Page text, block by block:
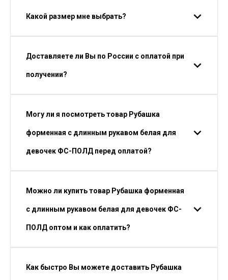
Какой размер мне выбрать?
Доставляете ли Вы по России с оплатой при
получении?
Могу ли я посмотреть товар Рубашка
форменная с длинным рукавом белая для
девочек ФС-ПОЛД перед оплатой?
Можно ли купить товар Рубашка форменная
с длинным рукавом белая для девочек ФС-
ПОЛД оптом и как оплатить?
Как быстро Вы можете доставить Рубашка